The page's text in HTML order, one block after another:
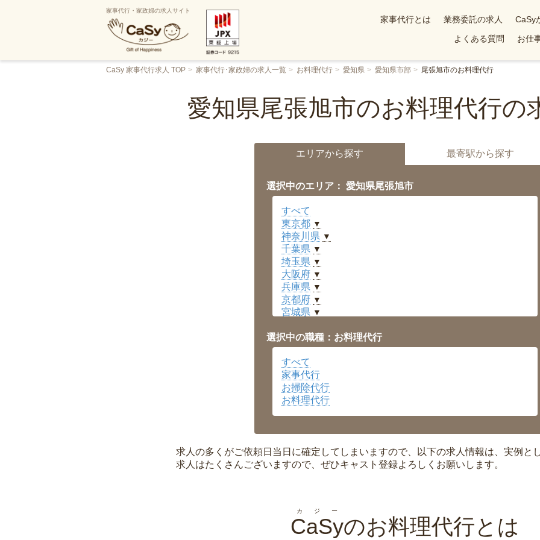
家事代行・家政婦の求人サイト
家事代行とは 業務委託の求人 CaSy
よくある質問
お仕
CaSy 家事代行求人 TOP 家事代行･家政婦の求人一覧 お料理代行 愛知県 愛知県市部 尾張旭市のお料理代行
愛知県尾張旭市のお料理代行の
エリアから探す 最寄駅から探す
選択中のエリア： 愛知県尾張旭市
すべて
東京都 ▼
神奈川県 ▼
千葉県 ▼
埼玉県 ▼
大阪府 ▼
兵庫県 ▼
京都府 ▼
宮城県 ▼
福井県 ▼
岡山県 ▼
広島県
沖縄県 ▼
選択中の職種：お料理代行
すべて
家事代行
お掃除代行
お料理代行
求人の多くがご依頼日当日に確定してしまいますので、以下の求人情報は、実例と
求人はたくさんございますので、ぜひキャスト登録よろしくお願いします。
CaSy
カジー
のお料理代行とは